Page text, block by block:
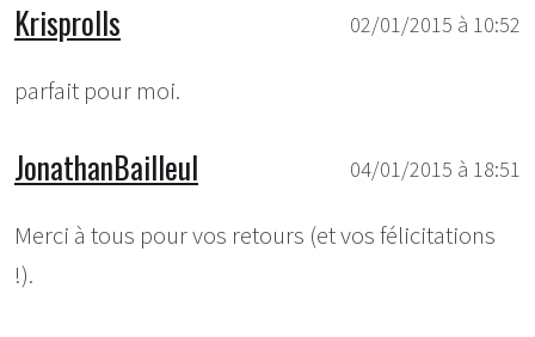
02/01/2015 à 10:52
Krisprolls
parfait pour moi.
04/01/2015 à 18:51
JonathanBailleul
Merci à tous pour vos retours (et vos félicitations
!).